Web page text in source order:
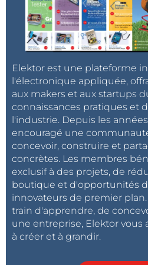
Elektor est une plateforme
l'électronique appliquée,
aux makers et aux startups
connaissances pratiques et
l'industrie. Depuis les
encouragé une
concevoir, construire et
concrètes. Les membres
exclusif à des projets, de
boutique et d'opportunités
innovateurs de premier plan.
train d'apprendre, de
une entreprise, Elektor vous
à créer et à grandir.